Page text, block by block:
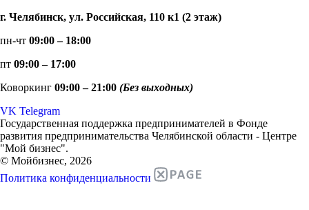
г. Челябинск, ул. Российская, 110 к1 (2 этаж)
пн-чт 09:00 – 18:00
пт 09:00 – 17:00
Коворкинг 09:00 – 21:00 (Без выходных)
VK Telegram
Государственная поддержка предпринимателей в Фонде
развития предпринимательства Челябинской области - Центре
"Мой бизнес".
© Мойбизнес, 2026
Политика конфиденциальности